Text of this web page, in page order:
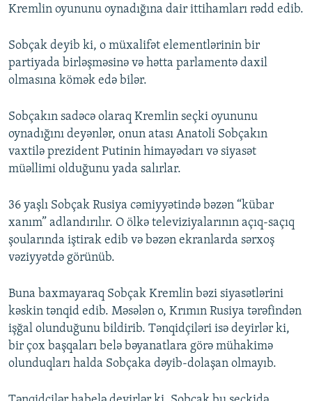
Kremlin oyununu oynadığına dair ittihamları rədd edib.
Sobçak deyib ki, o müxalifət elementlərinin bir
partiyada birləşməsinə və hətta parlamentə daxil
olmasına kömək edə bilər.
Sobçakın sadəcə olaraq Kremlin seçki oyununu
oynadığını deyənlər, onun atası Anatoli Sobçakın
vaxtilə prezident Putinin himayədarı və siyasət
müəllimi olduğunu yada salırlar.
36 yaşlı Sobçak Rusiya cəmiyyətində bəzən “kübar
xanım” adlandırılır. O ölkə televiziyalarının açıq-saçıq
şoularında iştirak edib və bəzən ekranlarda sərxoş
vəziyyətdə görünüb.
Buna baxmayaraq Sobçak Kremlin bəzi siyasətlərini
kəskin tənqid edib. Məsələn o, Krımın Rusiya tərəfindən
işğal olunduğunu bildirib. Tənqidçiləri isə deyirlər ki,
bir çox başqaları belə bəyanatlara görə mühakimə
olunduqları halda Sobçaka dəyib-dolaşan olmayıb.